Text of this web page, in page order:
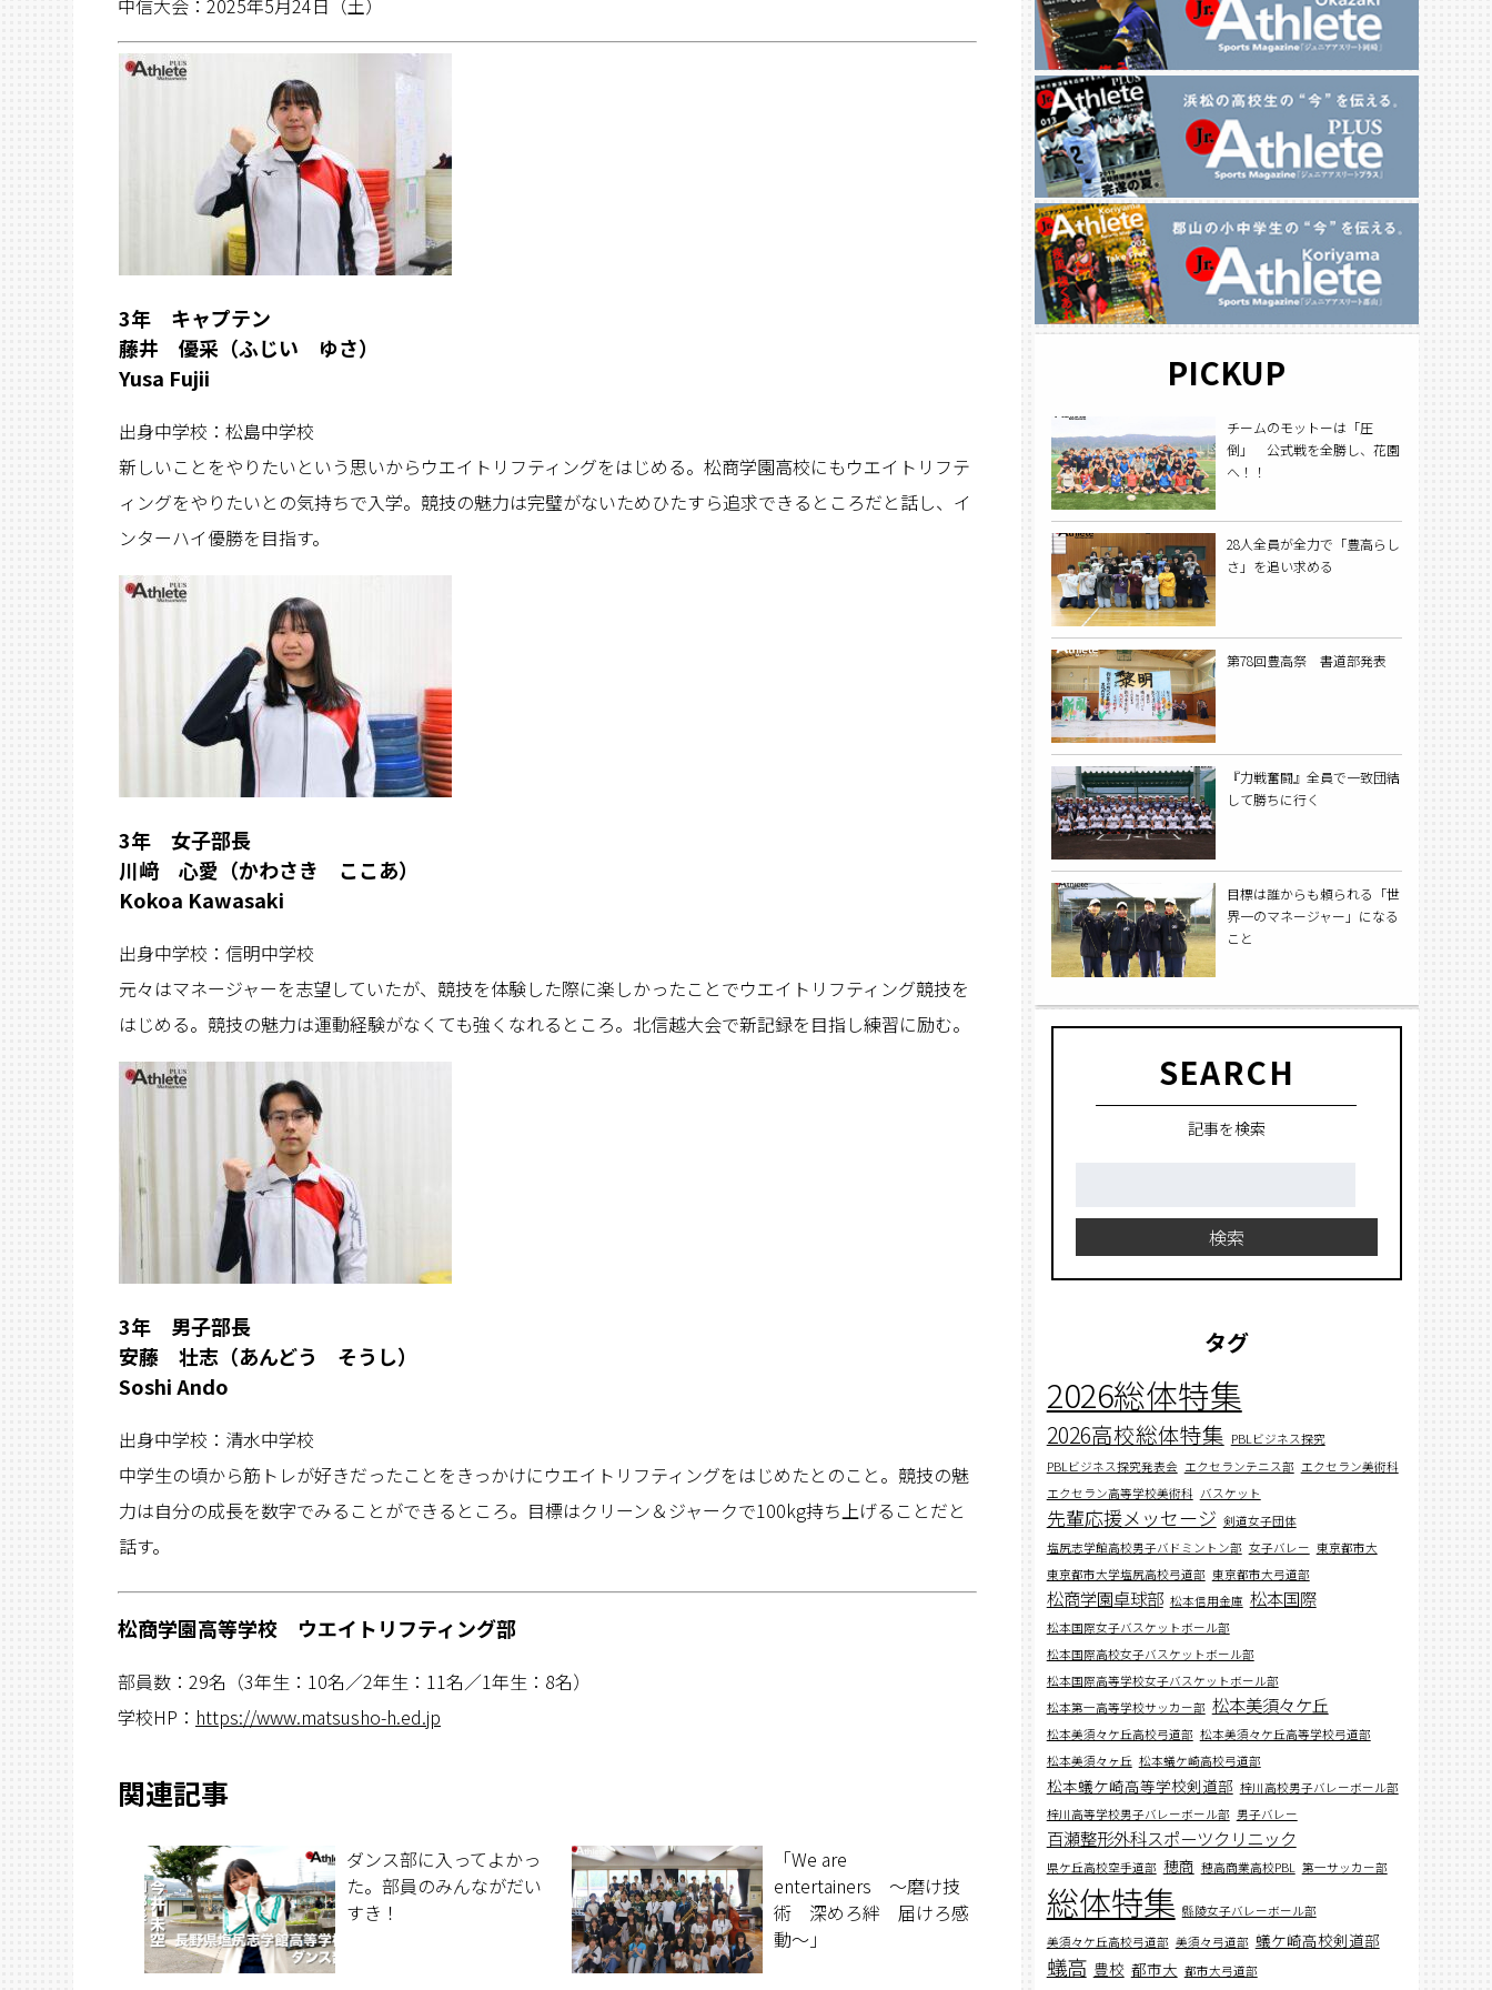
3年 キャプテン
藤井 優采（ふじい ゆさ）
Yusa Fujii
出身中学校：松島中学校
新しいことをやりたいという思いからウエイトリフティングをはじめる。松商学園高校にもウエイトリフテ
ィングをやりたいとの気持ちで入学。競技の魅力は完璧がないためひたすら追求できるところだと話し、イ
ンターハイ優勝を目指す。
3年 女子部長
川﨑 心愛（かわさき ここあ）
Kokoa Kawasaki
出身中学校：信明中学校
元々はマネージャーを志望していたが、競技を体験した際に楽しかったことでウエイトリフティング競技を
はじめる。競技の魅力は運動経験がなくても強くなれるところ。北信越大会で新記録を目指し練習に励む。
3年 男子部長
安藤 壮志（あんどう そうし）
Soshi Ando
出身中学校：清水中学校
中学生の頃から筋トレが好きだったことをきっかけにウエイトリフティングをはじめたとのこと。競技の魅
力は自分の成長を数字でみることができるところ。目標はクリーン＆ジャークで100kg持ち上げることだと
話す。
松商学園高等学校 ウエイトリフティング部
部員数：29名（3年生：10名／2年生：11名／1年生：8名）
学校HP： https://www.matsusho-h.ed.jp
関連記事
ダンス部に入ってよかっ
た。部員のみんながだい
すき！
「We are
entertainers 〜磨け技
術 深めろ絆 届けろ感
動〜」
PICKUP
チームのモットーは「圧
倒」 公式戦を全勝し、花園
へ！！
28人全員が全力で「豊高らし
さ」を追い求める
第78回豊高祭 書道部発表
『力戦奮闘』全員で一致団結
して勝ちに行く
目標は誰からも頼られる「世
界一のマネージャー」になる
こと
SEARCH
記事を検索
検索
タグ
2026総体特集
2026高校総体特集 PBLビジネス探究
PBLビジネス探究発表会 エクセランテニス部 エクセラン美術科
エクセラン高等学校美術科 バスケット
先輩応援メッセージ 剣道女子団体
塩尻志学館高校男子バドミントン部 女子バレー 東京都市大
東京都市大学塩尻高校弓道部 東京都市大弓道部
松商学園卓球部 松本信用金庫 松本国際
松本国際女子バスケットボール部
松本国際高校女子バスケットボール部
松本国際高等学校女子バスケットボール部
松本第一高等学校サッカー部 松本美須々ケ丘
松本美須々ケ丘高校弓道部 松本美須々ケ丘高等学校弓道部
松本美須々ヶ丘 松本蟻ケ崎高校弓道部
松本蟻ケ崎高等学校剣道部 梓川高校男子バレーボール部
梓川高等学校男子バレーボール部 男子バレー
百瀬整形外科スポーツクリニック
県ケ丘高校空手道部 穂商 穂高商業高校PBL 第一サッカー部
総体特集 縣陵女子バレーボール部
美須々ケ丘高校弓道部 美須々弓道部 蟻ケ崎高校剣道部
蟻高 豊校 都市大 都市大弓道部